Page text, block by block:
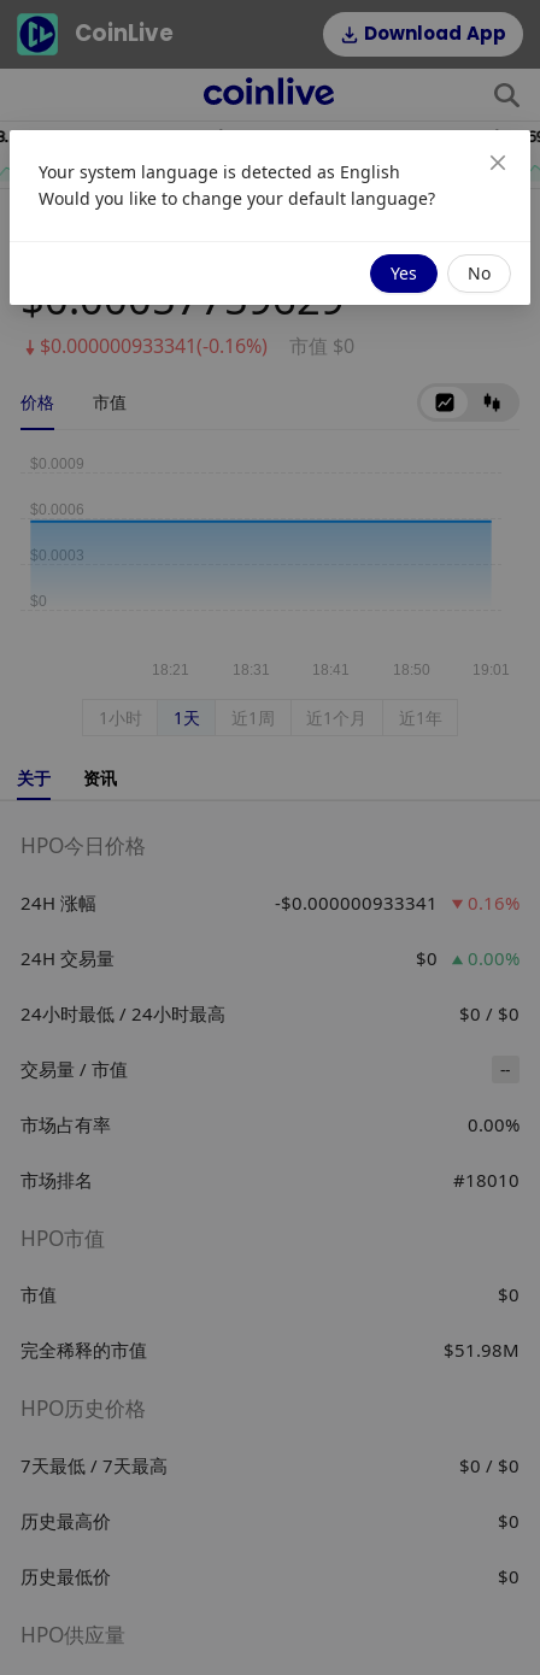
CoinLive Download App
2.64%
$0.00057759629
$0.000000933341(-0.16%) 市值 $0
价格 市值
1小时 1天 近1周 近1个月 近1年
关于 资讯
HPO今日价格
24H 涨幅 -$0.000000933341 0.16%
24H 交易量 $0 0.00%
24小时最低 / 24小时最高 $0 / $0
交易量 / 市值 --
市场占有率 0.00%
市场排名 #18010
HPO市值
市值 $0
完全稀释的市值 $51.98M
HPO历史价格
7天最低 / 7天最高 $0 / $0
历史最高价 $0
历史最低价 $0
HPO供应量
Your system language is detected as English
Would you like to change your default language?
Yes No